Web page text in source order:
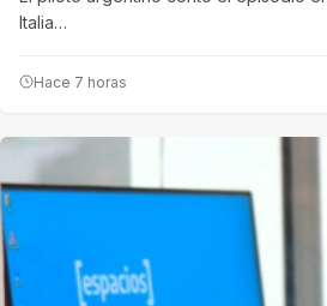
Italia…
Hace 7 horas